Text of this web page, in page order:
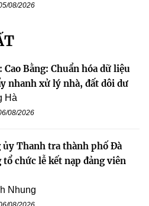
08/2026
Cao Bằng: Chuẩn hóa dữ liệu
nhanh xử lý nhà, đất dôi dư
Hà
08/2026
ủy Thanh tra thành phố Đà
tổ chức lễ kết nạp đảng viên
Nhung